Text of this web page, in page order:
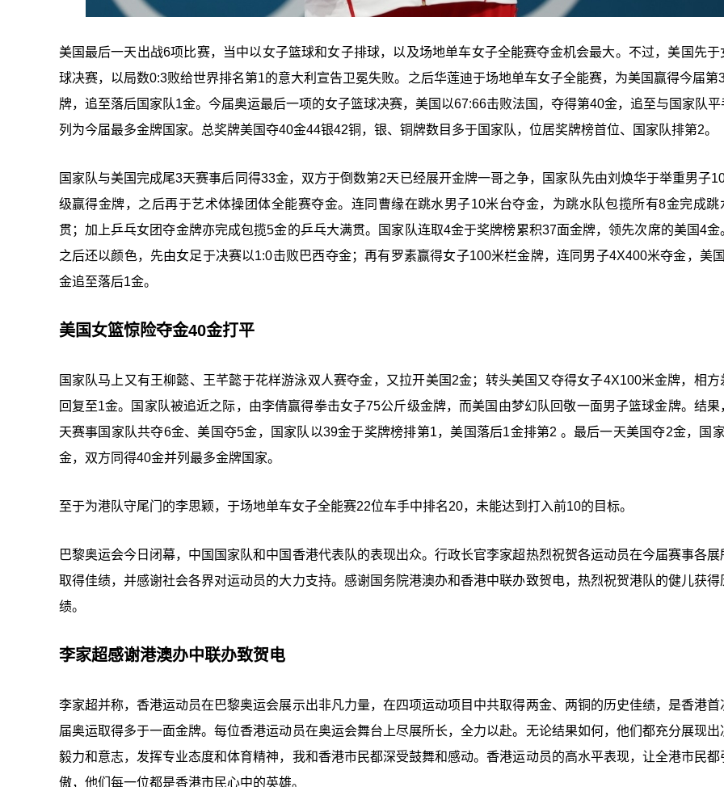
美国最后一天出战6项比赛，当中以女子篮球和女子排球，以及场地单车女子全能赛夺金机会最大。不过，美国先于
球决赛，以局数0:3败给世界排名第1的意大利宣告卫冕失败。之后华莲迪于场地单车女子全能赛，为美国赢得今届第
牌，追至落后国家队1金。今届奥运最后一项的女子篮球决赛，美国以67:66击败法国，夺得第40金，追至与国家队平
列为今届最多金牌国家。总奖牌美国夺40金44银42铜，银、铜牌数目多于国家队，位居奖牌榜首位、国家队排第2。
国家队与美国完成尾3天赛事后同得33金，双方于倒数第2天已经展开金牌一哥之争，国家队先由刘焕华于举重男子
级赢得金牌，之后再于艺术体操团体全能赛夺金。连同曹缘在跳水男子10米台夺金，为跳水队包揽所有8金完成跳
贯；加上乒乓女团夺金牌亦完成包揽5金的乒乓大满贯。国家队连取4金于奖牌榜累积37面金牌，领先次席的美国4金
之后还以颜色，先由女足于决赛以1:0击败巴西夺金；再有罗素赢得女子100米栏金牌，连同男子4X400米夺金，美
金追至落后1金。
美国女篮惊险夺金40金打平
国家队马上又有王柳懿、王芊懿于花样游泳双人赛夺金，又拉开美国2金；转头美国又夺得女子4X100米金牌，相方
回复至1金。国家队被追近之际，由李倩赢得拳击女子75公斤级金牌，而美国由梦幻队回敬一面男子篮球金牌。结果
天赛事国家队共夺6金、美国夺5金，国家队以39金于奖牌榜排第1，美国落后1金排第2 。最后一天美国夺2金，国
金，双方同得40金并列最多金牌国家。
至于为港队守尾门的李思颖，于场地单车女子全能赛22位车手中排名20，未能达到打入前10的目标。
巴黎奥运会今日闭幕，中国国家队和中国香港代表队的表现出众。行政长官李家超热烈祝贺各运动员在今届赛事各展
取得佳绩，并感谢社会各界对运动员的大力支持。感谢国务院港澳办和香港中联办致贺电，热烈祝贺港队的健儿获得
绩。
李家超感谢港澳办中联办致贺电
李家超并称，香港运动员在巴黎奥运会展示出非凡力量，在四项运动项目中共取得两金、两铜的历史佳绩，是香港首
届奥运取得多于一面金牌。每位香港运动员在奥运会舞台上尽展所长，全力以赴。无论结果如何，他们都充分展现出
毅力和意志，发挥专业态度和体育精神，我和香港市民都深受鼓舞和感动。香港运动员的高水平表现，让全港市民都
傲，他们每一位都是香港市民心中的英雄。